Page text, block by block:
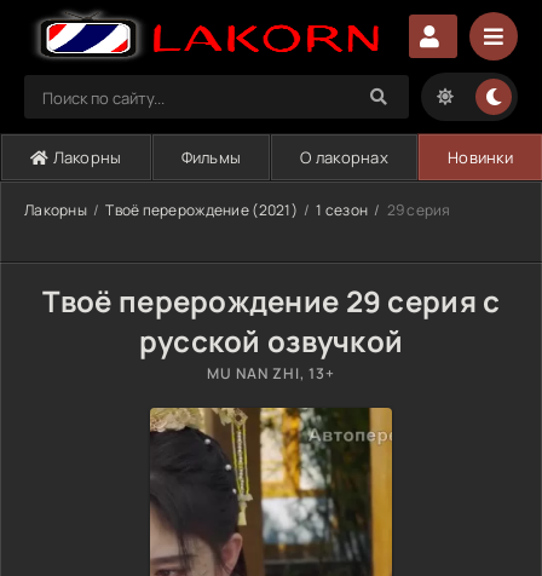
Лакорны Фильмы О лакорнах Новинки
Лакорны Твоё перерождение (2021) 1 сезон 29 серия
Твоё перерождение 29 серия с
русской озвучкой
MU NAN ZHI, 13+